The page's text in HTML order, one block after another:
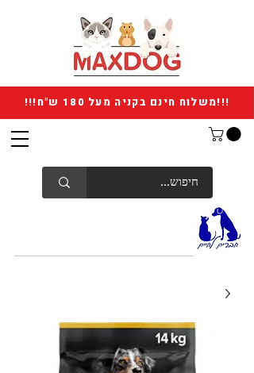
!!!משלוח חינם בקניה מעל 180 ש"ח!!!